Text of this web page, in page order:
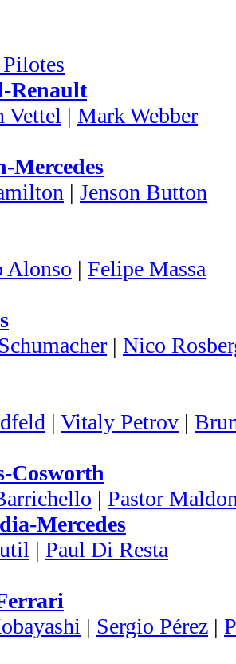
Renault
Vettel | Mark Webber
Mercedes
| Jenson Button
Alonso | Felipe Massa
| Nico
| Vitaly Petrov |
Cosworth
| Pastor
Mercedes
| Paul Di Resta
| Sergio Pérez |